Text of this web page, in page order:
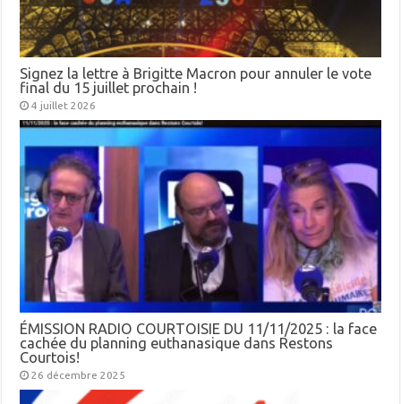
Signez la lettre à Brigitte Macron pour annuler le vote
final du 15 juillet prochain !
4 juillet 2026
ÉMISSION RADIO COURTOISIE DU 11/11/2025 : la face
cachée du planning euthanasique dans Restons
Courtois!
26 décembre 2025